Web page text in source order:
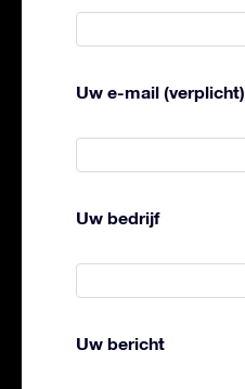
Uw e-mail (verplicht)
Uw bedrijf
Uw bericht